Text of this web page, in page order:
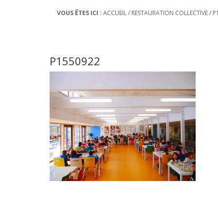
VOUS ÊTES ICI : ACCUEIL/ RESTAURATION COLLECTIVE/
P1550922